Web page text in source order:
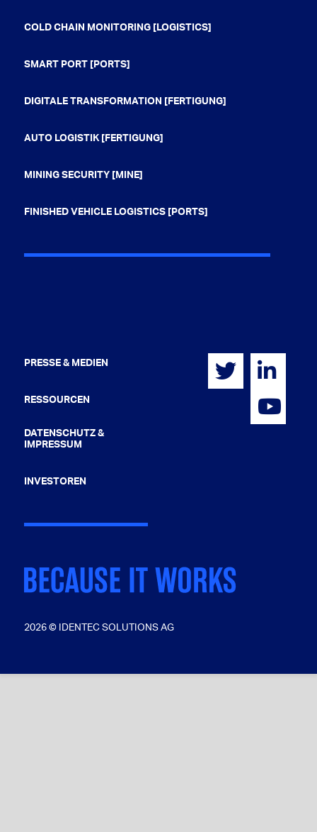
COLD CHAIN MONITORING [LOGISTICS]
SMART PORT [PORTS]
DIGITALE TRANSFORMATION [FERTIGUNG]
AUTO LOGISTIK [FERTIGUNG]
MINING SECURITY [MINE]
FINISHED VEHICLE LOGISTICS [PORTS]
PRESSE & MEDIEN
RESSOURCEN
DATENSCHUTZ &
IMPRESSUM
INVESTOREN
2026 © IDENTEC SOLUTIONS AG